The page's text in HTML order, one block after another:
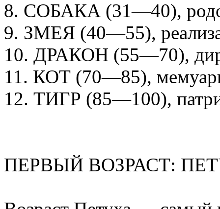
8. СОБАКА (31—40),
9. ЗМЕЯ (40—55),
10. ДРАКОН (55—70),
11. КОТ (70—85),
12. ТИГР (85—100),
ПЕРВЫЙ ВОЗРАСТ: